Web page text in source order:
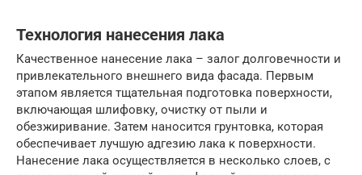
Технология нанесения лака
Качественное нанесение лака – залог долговечности и
привлекательного внешнего вида фасада. Первым
этапом является тщательная подготовка поверхности,
включающая шлифовку, очистку от пыли и
обезжиривание. Затем наносится грунтовка, которая
обеспечивает лучшую адгезию лака к поверхности.
Нанесение лака осуществляется в несколько слоев, с